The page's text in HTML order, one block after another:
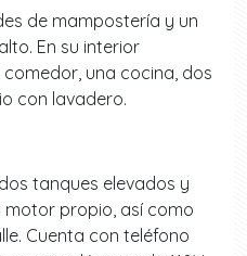
de mampostería y un
En su interior
una cocina, dos
con lavadero.
tanques elevados y
propio, así como
Cuenta con teléfono